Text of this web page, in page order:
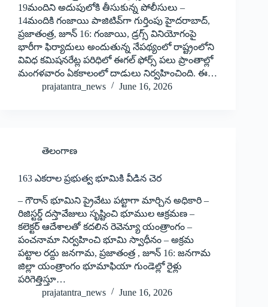
19మందిని అదుపులోకి తీసుకున్న పోలీసులు –
14మందికి గంజాయి పాజిటివ్‌గా గుర్తింపు హైదరాబాద్‌,‌
ప్రజాతంత్ర, జూన్‌ 16: ‌గంజాయి, డ్రగ్స్ ‌వినియోగంపై
భారీగా ఫిర్యాదులు అందుతున్న నేపథ్యంలో రాష్ట్రంలోని
వివిధ కమిషనరేట్ల పరిధిలో ఈగల్‌ ‌ఫోర్స్ ‌పలు ప్రాంతాల్లో
మంగళవారం ఏకకాలంలో దాడులు నిర్వహించింది. ఈ…
prajatantra_news
June 16, 2026
తెలంగాణ
163 ఎక‌రాల ప్ర‌భుత్వ భూమికి వీడిన చెర‌
– గౌరాన్ భూమిని ప్రైవేటు ప‌ట్టాగా మార్చిన అధికారి –
రిజిస్ట‌ర్డ్ ద‌స్తావేజులు సృష్టించి భూముల ఆక్ర‌మ‌ణ‌ –
క‌లెక్ట‌ర్ ఆదేశాల‌తో క‌ద‌లిన రెవెన్యూ యంత్రాంగం –
పంచ‌నామా నిర్వ‌హించి భూమి స్వాధీనం – అక్ర‌మ
ప‌ట్టాల ర‌ద్దు జనగామ, ప్రజాతంత్ర , జూన్ 16: జనగామ
జిల్లా యంత్రాంగం భూమాఫియా గుండెల్లో రైళ్లు
పరిగెత్తిస్తూ…
prajatantra_news
June 16, 2026